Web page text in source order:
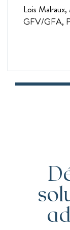
Lois
GFV/GFA,